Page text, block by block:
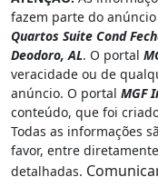
fazem parte do
Quartos Suite Cond
Deodoro, AL. O portal
veracidade ou de
anúncio. O portal MGF
conteúdo, que foi
Todas as informações
favor, entre
detalhadas.